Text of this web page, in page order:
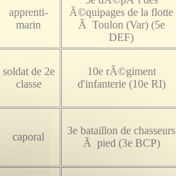
apprenti-
marin
Ã©quipages de la flotte
Ã Toulon (Var) (5e
DEF)
soldat de 2e
classe
10e rÃ©giment
d'infanterie (10e RI)
caporal
3e bataillon de chasseurs
Ã pied (3e BCP)